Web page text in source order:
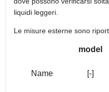
liquidi leggeri.
Le misure esterne sono
model
Name [-]